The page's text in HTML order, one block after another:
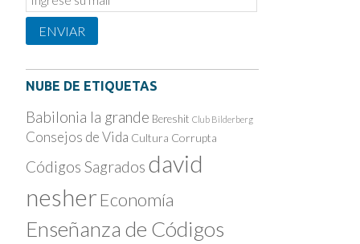
Subscription
ENVIAR
NUBE DE ETIQUETAS
Babilonia la grande Bereshit Club Bilderberg
Consejos de Vida Cultura Corrupta
Códigos Sagrados david
nesher Economía
Enseñanza de Códigos